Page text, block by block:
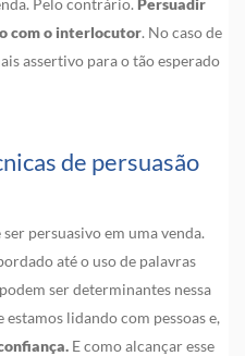
Pelo contrário. Persuadir
com o interlocutor. No caso de
assertivo para o tão esperado
de persuasão
persuasivo em uma venda.
até o uso de palavras
ser determinantes nessa
lidando com pessoas e,
E como alcançar esse